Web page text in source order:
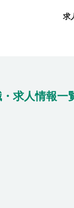
求
求
求人情報一